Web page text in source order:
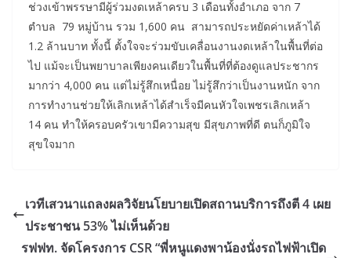
ช่วงเข้าพรรษามีผู้ร่วมงดเหล้าครบ 3 เดือนทั้งอำเภอ จาก 7
ตำบล 79 หมู่บ้าน รวม 1,600 คน สามารถประหยัดค่าเหล้าได้
1.2 ล้านบาท ทั้งนี้ ตั้งใจจะร่วมขับเคลื่อนงานงดเหล้าในพื้นที่ต่อ
ไป แม้จะเป็นพยาบาลเพียงคนเดียวในพื้นที่ที่ต้องดูแลประชากร
มากว่า 4,000 คน แต่ไม่รู้สึกเหนื่อย ไม่รู้สึกว่าเป็นงานหนัก จาก
การทำงานช่วยให้เลิกเหล้าได้สำเร็จมีคนหัวใจเพชรเลิกเหล้า
14 คน ทำให้ครอบครัวเขามีความสุข มีสุขภาพที่ดี ตนก็ภูมิใจ
สุขใจมาก
เวทีเสวนาแถลงผลวิจัยนโยบายเปิดสถานบริการถึงตี 4 เผย
ประชาชน 53% ไม่เห็นด้วย
รฟฟท. จัดโครงการ CSR “พี่หนูแดงพาน้องนั่งรถไฟฟ้าเปิด